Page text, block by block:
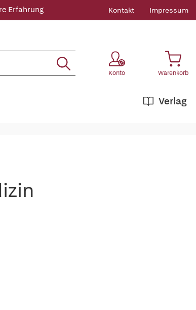
Erfahrung Kontakt Impressum
Konto Warenkorb
Verlag